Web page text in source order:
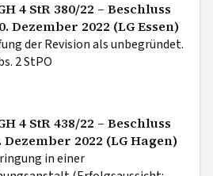
4 StR 380/22 – Beschluss
Dezember 2022 (LG Essen)
der Revision als unbegründet.
2 StPO
4 StR 438/22 – Beschluss
Dezember 2022 (LG Hagen)
in einer